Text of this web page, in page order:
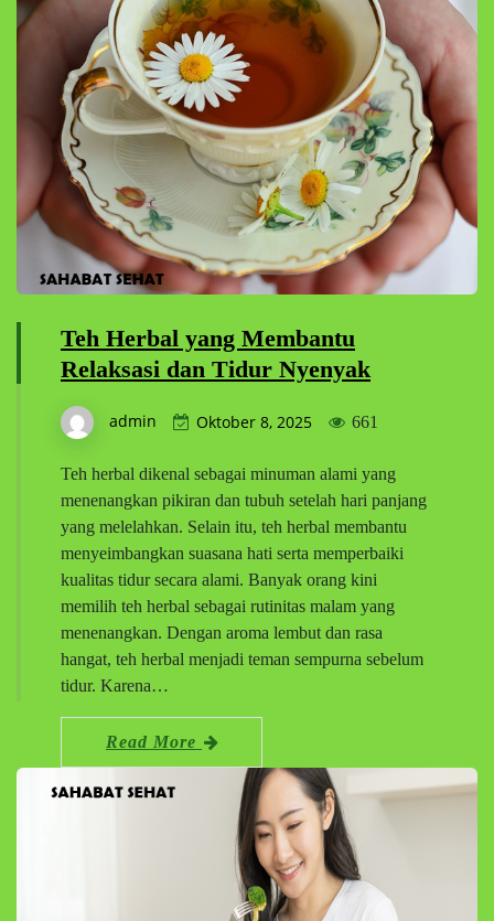
Teh Herbal yang Membantu
Relaksasi dan Tidur Nyenyak
admin Oktober 8, 2025 661
Teh herbal dikenal sebagai minuman alami yang
menenangkan pikiran dan tubuh setelah hari panjang
yang melelahkan. Selain itu, teh herbal membantu
menyeimbangkan suasana hati serta memperbaiki
kualitas tidur secara alami. Banyak orang kini
memilih teh herbal sebagai rutinitas malam yang
menenangkan. Dengan aroma lembut dan rasa
hangat, teh herbal menjadi teman sempurna sebelum
tidur. Karena…
Read More